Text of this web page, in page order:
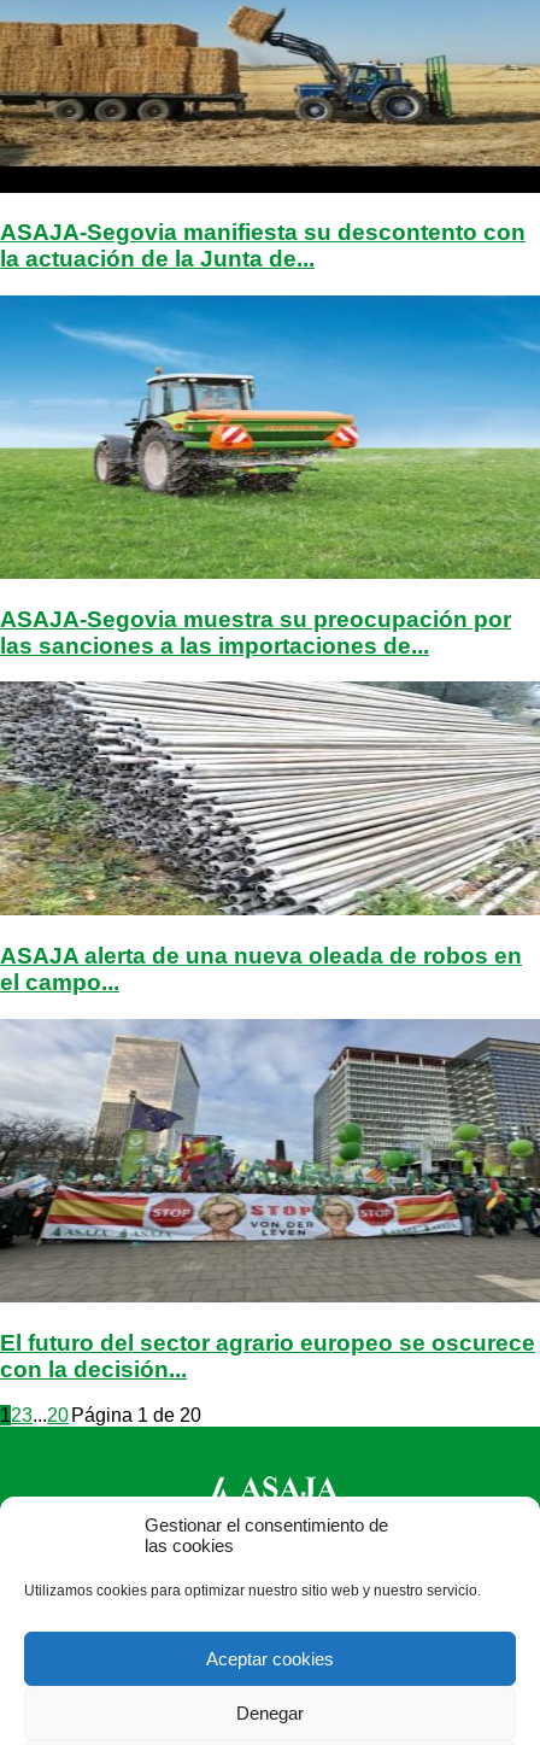
Gestionar el consentimiento de
las cookies
Utilizamos cookies para optimizar nuestro sitio web y nuestro servicio.
Aceptar cookies
Denegar
ASAJA-Segovia manifiesta su descontento con
la actuación de la Junta de...
ASAJA-Segovia muestra su preocupación por
las sanciones a las importaciones de...
ASAJA alerta de una nueva oleada de robos en
el campo...
El futuro del sector agrario europeo se oscurece
con la decisión...
123...20 Página 1 de 20
430 657 · Fax: +34 921 440 410 ·
asajasegovia@asajasegovia.com